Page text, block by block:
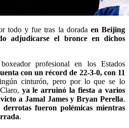
todo y fue tras la dorada en Beijing
adjudicarse el bronce en dichos
profesional en los Estados
con un récord de 22-3-0, con 11
cinturón, pero por lo que se lo
ya le arruinó la fiesta a varios
a Jamal James y Bryan Perella.
derrotas fueron polémicas mientras
.